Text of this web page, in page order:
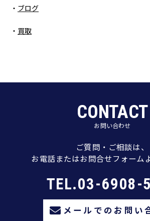
ブログ
買取
CONTACT
お問い合わせ
ご質問・ご相談は、
お電話またはお問合せフォーム
TEL.03-6908-
メールでのお問い